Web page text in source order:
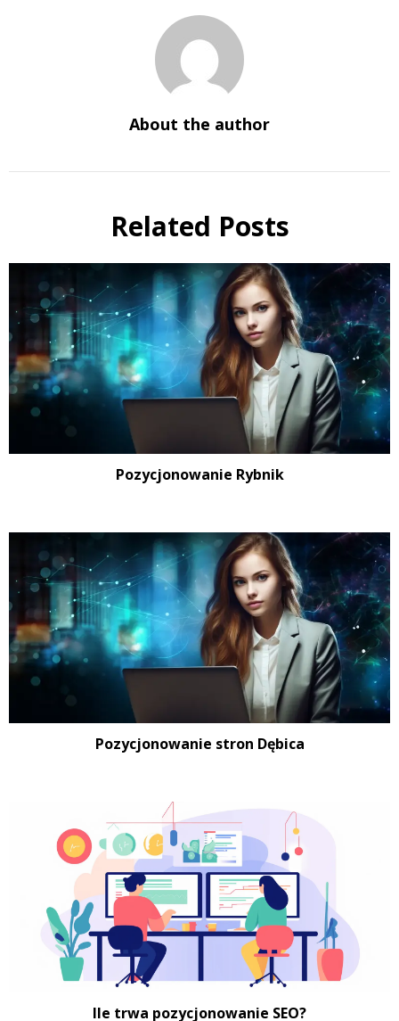
About the author
Related Posts
Pozycjonowanie Rybnik
Pozycjonowanie stron Dębica
Ile trwa pozycjonowanie SEO?